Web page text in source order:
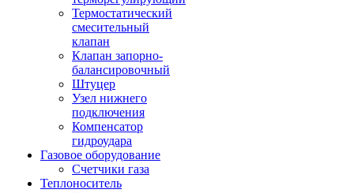
Термостатический
смесительный
клапан
Клапан запорно-
балансировочный
Штуцер
Узел нижнего
подключения
Компенсатор
гидроудара
Газовое оборудование
Счетчики газа
Теплоноситель